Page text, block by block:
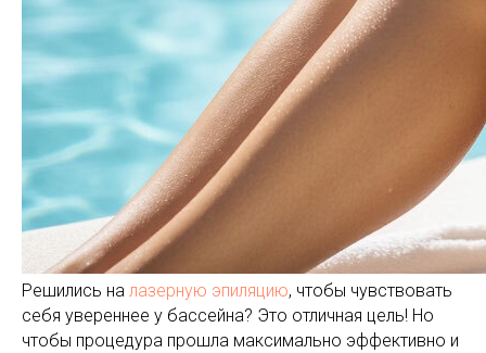
Решились на лазерную эпиляцию, чтобы чувствовать
себя увереннее у бассейна? Это отличная цель! Но
чтобы процедура прошла максимально эффективно и